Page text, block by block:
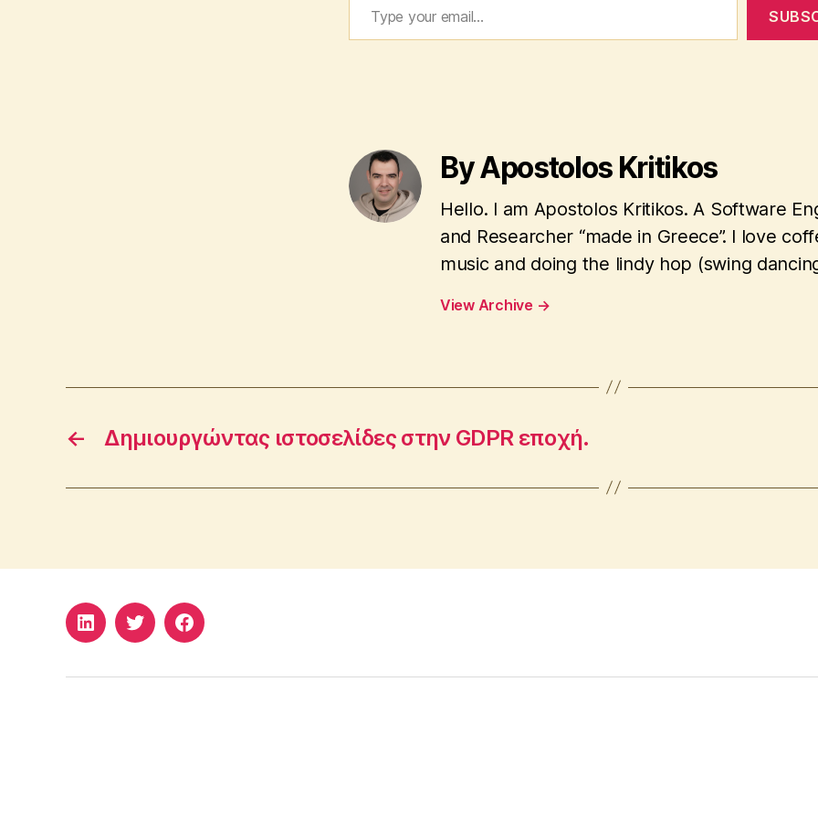
By Apostolos Kritikos
Hello. I am Apostolos Kritikos. A Software
and Researcher “made in Greece”. I love
music and doing the lindy hop (swing
View Archive →
← Δημιουργώντας ιστοσελίδες στην GDPR εποχή.
LinkedInTwitterFacebook